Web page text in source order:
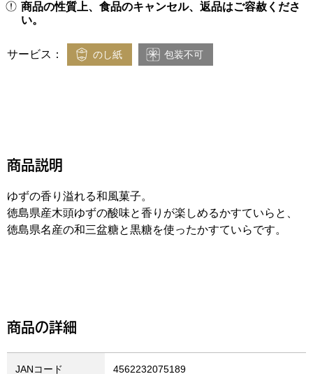
商品の性質上、食品のキャンセル、返品はご容赦くださ
い。
サービス： のし紙 包装不可
商品説明
ゆずの香り溢れる和風菓子。
徳島県産木頭ゆずの酸味と香りが楽しめるかすていらと、
徳島県名産の和三盆糖と黒糖を使ったかすていらです。
商品の詳細
JANコード 4562232075189